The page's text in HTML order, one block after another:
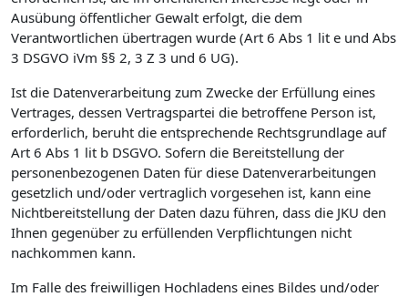
Ausübung öffentlicher Gewalt erfolgt, die dem
Verantwortlichen übertragen wurde (Art 6 Abs 1 lit e und Abs
3 DSGVO iVm §§ 2, 3 Z 3 und 6 UG).
Ist die Datenverarbeitung zum Zwecke der Erfüllung eines
Vertrages, dessen Vertragspartei die betroffene Person ist,
erforderlich, beruht die entsprechende Rechtsgrundlage auf
Art 6 Abs 1 lit b DSGVO. Sofern die Bereitstellung der
personenbezogenen Daten für diese Datenverarbeitungen
gesetzlich und/oder vertraglich vorgesehen ist, kann eine
Nichtbereitstellung der Daten dazu führen, dass die JKU den
Ihnen gegenüber zu erfüllenden Verpflichtungen nicht
nachkommen kann.
Im Falle des freiwilligen Hochladens eines Bildes und/oder